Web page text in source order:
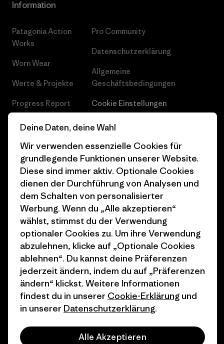
Information
Patagonia Action
Works
Worn Wear
Werte & Projekte
Progress Report
Business Unusual
Klimaziele
1% For The Planet
Wie wir finanzieren
Geschenkgutscheine
Stores in deiner
Nähe
Pro Community
Datenschutzerklärung
Allgemeine
Geschäftsbedingungen
Cookie Einstellungen
Karriere
Pressekontakt
Industry program
Affiliate-Programm
Patagonia Österreich
Seitenverzeichnis
© 2026 Patagonia, Inc. All Rights Reserved.
Deine Daten, deine Wahl
Wir verwenden essenzielle Cookies für
grundlegende Funktionen unserer Website.
Diese sind immer aktiv. Optionale Cookies
dienen der Durchführung von Analysen und
dem Schalten von personalisierter
Werbung. Wenn du „Alle akzeptieren“
wählst, stimmst du der Verwendung
optionaler Cookies zu. Um ihre Verwendung
abzulehnen, klicke auf „Optionale Cookies
ablehnen“. Du kannst deine Präferenzen
jederzeit ändern, indem du auf „Präferenzen
ändern“ klickst. Weitere Informationen
findest du in unserer Cookie-Erklärung und
in unserer Datenschutzerklärung.
Alle Akzeptieren